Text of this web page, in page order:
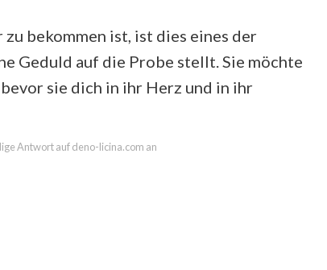
zu bekommen ist, ist dies eines der
Geduld auf die Probe stellt. Sie möchte
sie dich in ihr Herz und in ihr
Antwort auf deno-licina.com an